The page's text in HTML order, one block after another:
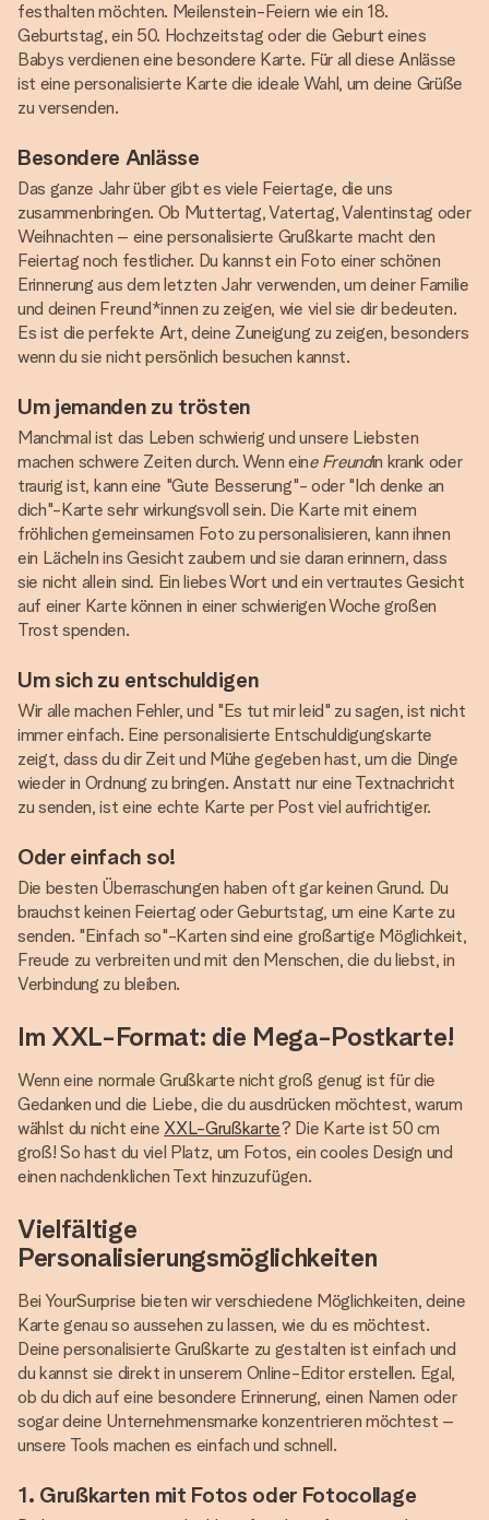
festhalten möchten. Meilenstein-Feiern wie ein 18.
Geburtstag, ein 50. Hochzeitstag oder die Geburt eines
Babys verdienen eine besondere Karte. Für all diese Anlässe
ist eine personalisierte Karte die ideale Wahl, um deine Grüße
zu versenden.
Besondere Anlässe
Das ganze Jahr über gibt es viele Feiertage, die uns
zusammenbringen. Ob Muttertag, Vatertag, Valentinstag oder
Weihnachten – eine personalisierte Grußkarte macht den
Feiertag noch festlicher. Du kannst ein Foto einer schönen
Erinnerung aus dem letzten Jahr verwenden, um deiner Familie
und deinen Freund*innen zu zeigen, wie viel sie dir bedeuten.
Es ist die perfekte Art, deine Zuneigung zu zeigen, besonders
wenn du sie nicht persönlich besuchen kannst.
Um jemanden zu trösten
Manchmal ist das Leben schwierig und unsere Liebsten
machen schwere Zeiten durch. Wenn eine Freundin krank oder
traurig ist, kann eine "Gute Besserung"- oder "Ich denke an
dich"-Karte sehr wirkungsvoll sein. Die Karte mit einem
fröhlichen gemeinsamen Foto zu personalisieren, kann ihnen
ein Lächeln ins Gesicht zaubern und sie daran erinnern, dass
sie nicht allein sind. Ein liebes Wort und ein vertrautes Gesicht
auf einer Karte können in einer schwierigen Woche großen
Trost spenden.
Um sich zu entschuldigen
Wir alle machen Fehler, und "Es tut mir leid" zu sagen, ist nicht
immer einfach. Eine personalisierte Entschuldigungskarte
zeigt, dass du dir Zeit und Mühe gegeben hast, um die Dinge
wieder in Ordnung zu bringen. Anstatt nur eine Textnachricht
zu senden, ist eine echte Karte per Post viel aufrichtiger.
Oder einfach so!
Die besten Überraschungen haben oft gar keinen Grund. Du
brauchst keinen Feiertag oder Geburtstag, um eine Karte zu
senden. "Einfach so"-Karten sind eine großartige Möglichkeit,
Freude zu verbreiten und mit den Menschen, die du liebst, in
Verbindung zu bleiben.
Im XXL-Format: die Mega-Postkarte!
Wenn eine normale Grußkarte nicht groß genug ist für die
Gedanken und die Liebe, die du ausdrücken möchtest, warum
wählst du nicht eine XXL-Grußkarte? Die Karte ist 50 cm
groß! So hast du viel Platz, um Fotos, ein cooles Design und
einen nachdenklichen Text hinzuzufügen.
Vielfältige
Personalisierungsmöglichkeiten
Bei YourSurprise bieten wir verschiedene Möglichkeiten, deine
Karte genau so aussehen zu lassen, wie du es möchtest.
Deine personalisierte Grußkarte zu gestalten ist einfach und
du kannst sie direkt in unserem Online-Editor erstellen. Egal,
ob du dich auf eine besondere Erinnerung, einen Namen oder
sogar deine Unternehmensmarke konzentrieren möchtest –
unsere Tools machen es einfach und schnell.
1. Grußkarten mit Fotos oder Fotocollage